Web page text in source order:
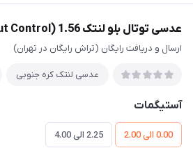
عدسی توتال بلو لنتک Lentec Total Blue (Cut Control) 1.56
ارسال و دریافت رایگان (تراش رایگان در تهران)
عدسی لنتک کره جنوبی
آستیگمات
0.00 الی 2.00 2.25 الی 4.00